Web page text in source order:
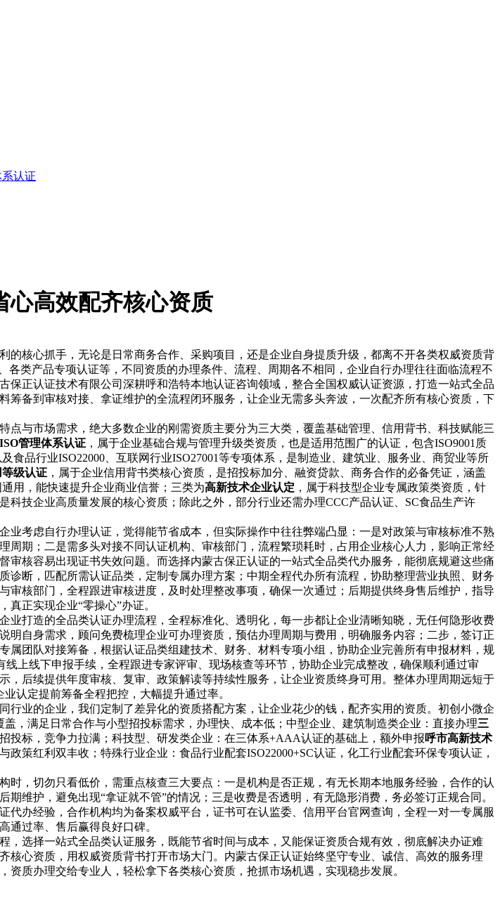
认证
心高效配齐核心资质
核心抓手，无论是日常商务合作、采购项目，还是企业自身提质升级，都离不开各类权威资质背
类产品专项认证等，不同资质的办理条件、流程、周期各不相同，企业自行办理往往面临流程不
正认证技术有限公司深耕呼和浩特本地认证咨询领域，整合全国权威认证资源，打造一站式全品
备到审核对接、拿证维护的全流程闭环服务，让企业无需多头奔波，一次配齐所有核心资质，下
与市场需求，绝大多数企业的刚需资质主要分为三大类，覆盖基础管理、信用背书、科技赋能三
ISO管理体系认证 ，属于企业基础合规与管理升级类资质，也是适用范围广的认证，包含ISO9001质
食品行业ISO22000、互联网行业ISO27001等专项体系，是制造业、建筑业、服务业、商贸业等所
级认证 ，属于企业信用背书类核心资质，是招投标加分、融资贷款、商务合作的必备凭证，涵盖
用，能快速提升企业商业信誉；三类为高新技术企业认定 ，属于科技型企业专属政策类资质，针
技企业高质量发展的核心资质；除此之外，部分行业还需办理CCC产品认证、SC食品生产许
考虑自行办理认证，觉得能节省成本，但实际操作中往往弊端凸显：一是对政策与审核标准不熟
期；二是需多头对接不同认证机构、审核部门，流程繁琐耗时，占用企业核心人力，影响正常经
核容易出现证书失效问题。而选择内蒙古保正认证的一站式全品类代办服务，能彻底规避这些痛
断，匹配所需认证品类，定制专属办理方案；中期全程代办所有流程，协助整理营业执照、财务
核部门，全程跟进审核进度，及时处理整改事项，确保一次通过；后期提供终身售后维护，指导
正实现企业“零操心”办证。
打造的全品类认证办理流程，全程标准化、透明化，每一步都让企业清晰知晓，无任何隐形收费
自身需求，顾问免费梳理企业可办理资质，预估办理周期与费用，明确服务内容；二步，签订正
团队对接筹备，根据认证品类组建技术、财务、材料专项小组，协助企业完善所有申报材料，规
上线下申报手续，全程跟进专家评审、现场核查等环节，协助企业完成整改，确保顺利通过审
后续提供年度审核、复审、政策解读等持续性服务，让企业资质终身可用。整体办理周期远短于
认定提前筹备全程把控，大幅提升通过率。
业的企业，我们定制了差异化的资质搭配方案，让企业花少的钱，配齐实用的资质。初创小微企
盖，满足日常合作与小型招投标需求，办理快、成本低；中型企业、建筑制造类企业：直接办理三
投标，竞争力拉满；科技型、研发类企业：在三体系+AAA认证的基础上，额外申报呼市高新技术
策红利双丰收；特殊行业企业：食品行业配套ISO22000+SC认证，化工行业配套环保专项认证，
，切勿只看低价，需重点核查三大要点：一是机构是否正规，有无长期本地服务经验，合作的认
维护，避免出现“拿证就不管”的情况；三是收费是否透明，有无隐形消费，务必签订正规合同。
办经验，合作机构均为备案权威平台，证书可在认监委、信用平台官网查询，全程一对一专属服
通过率、售后赢得良好口碑。
选择一站式全品类认证服务，既能节省时间与成本，又能保证资质合规有效，彻底解决办证难
心资质，用权威资质背书打开市场大门。内蒙古保正认证始终坚守专业、诚信、高效的服务理
质办理交给专业人，轻松拿下各类核心资质，抢抓市场机遇，实现稳步发展。